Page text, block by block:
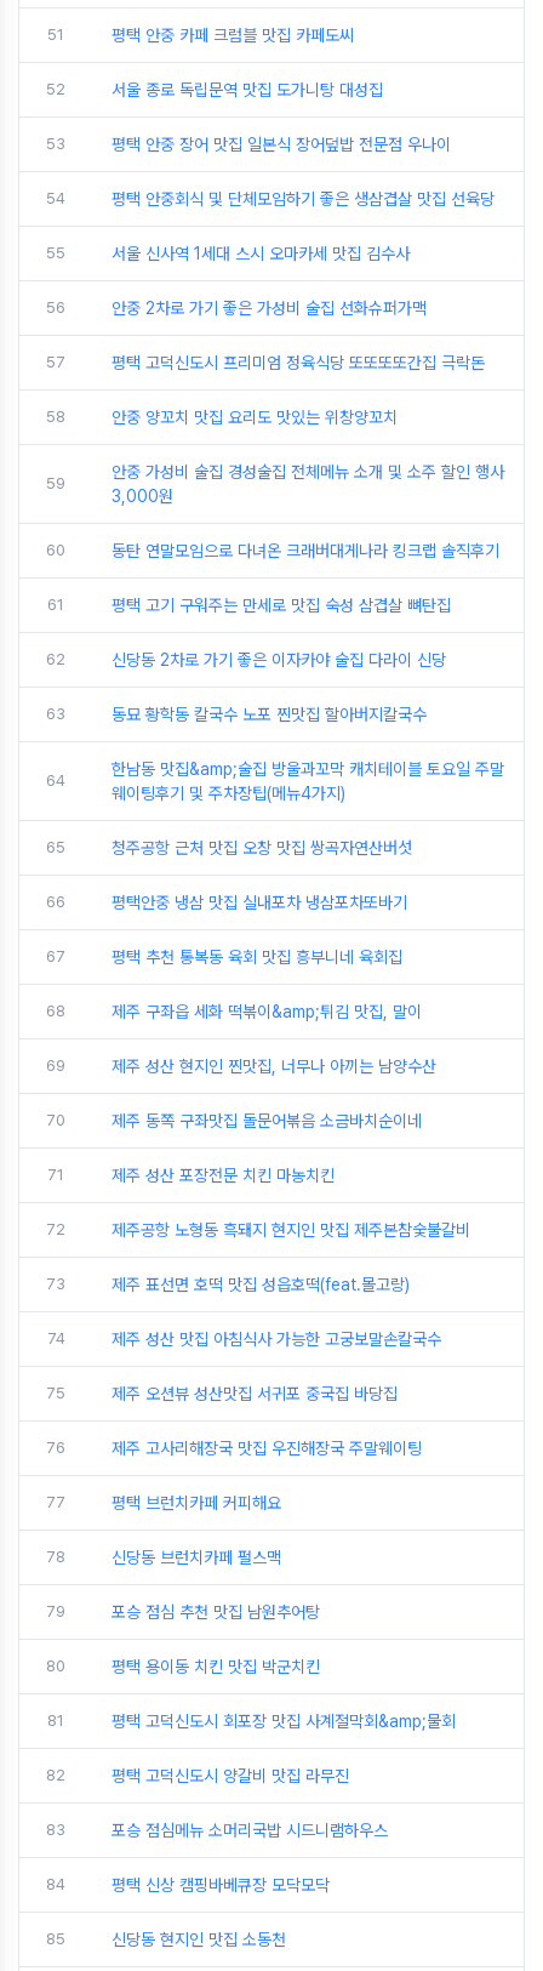
51 평택 안중 카페 크럼블 맛집 카페도씨
52 서울 종로 독립문역 맛집 도가니탕 대성집
53 평택 안중 장어 맛집 일본식 장어덮밥 전문점 우나이
54 평택 안중회식 및 단체모임하기 좋은 생삼겹살 맛집 선육당
55 서울 신사역 1세대 스시 오마카세 맛집 김수사
56 안중 2차로 가기 좋은 가성비 술집 선화슈퍼가맥
57 평택 고덕신도시 프리미엄 정육식당 또또또또간집 극락돈
58 안중 양꼬치 맛집 요리도 맛있는 위창양꼬치
59
안중 가성비 술집 경성술집 전체메뉴 소개 및 소주 할인 행사
3,000원
60 동탄 연말모임으로 다녀온 크래버대게나라 킹크랩 솔직후기
61 평택 고기 구워주는 만세로 맛집 숙성 삼겹살 뼈탄집
62 신당동 2차로 가기 좋은 이자카야 술집 다라이 신당
63 동묘 황학동 칼국수 노포 찐맛집 할아버지칼국수
64
한남동 맛집&amp;술집 방울과꼬막 캐치테이블 토요일 주말
웨이팅후기 및 주차장팁(메뉴4가지)
65 청주공항 근처 맛집 오창 맛집 쌍곡자연산버섯
66 평택안중 냉삼 맛집 실내포차 냉삼포차또바기
67 평택 추천 통복동 육회 맛집 흥부니네 육회집
68 제주 구좌읍 세화 떡볶이&amp;튀김 맛집, 말이
69 제주 성산 현지인 찐맛집, 너무나 아끼는 남양수산
70 제주 동쪽 구좌맛집 돌문어볶음 소금바치순이네
71 제주 성산 포장전문 치킨 마농치킨
72 제주공항 노형동 흑돼지 현지인 맛집 제주본참숯불갈비
73 제주 표선면 호떡 맛집 성읍호떡(feat.몰고랑)
74 제주 성산 맛집 아침식사 가능한 고궁보말손칼국수
75 제주 오션뷰 성산맛집 서귀포 중국집 바당집
76 제주 고사리해장국 맛집 우진해장국 주말웨이팅
77 평택 브런치카페 커피해요
78 신당동 브런치카페 펄스맥
79 포승 점심 추천 맛집 남원추어탕
80 평택 용이동 치킨 맛집 박군치킨
81 평택 고덕신도시 회포장 맛집 사계절막회&amp;물회
82 평택 고덕신도시 양갈비 맛집 라무진
83 포승 점심메뉴 소머리국밥 시드니램하우스
84 평택 신상 캠핑바베큐장 모닥모닥
85 신당동 현지인 맛집 소동천